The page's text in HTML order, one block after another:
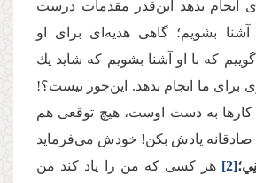
انجام بدهد این‌قدر مقدمات درست
بشویم؛ گاهى هدیه‌‌اى برای او
كه با او آشنا بشویم که شاید یك
براى ما انجام بدهد. این‌جور نیست؟!
كارها به دست اوست، هیچ توقعى هم
صادقانه یادش بكن! خودش مى‌‌فرماید
[2] هر كسی که من را یاد كند من